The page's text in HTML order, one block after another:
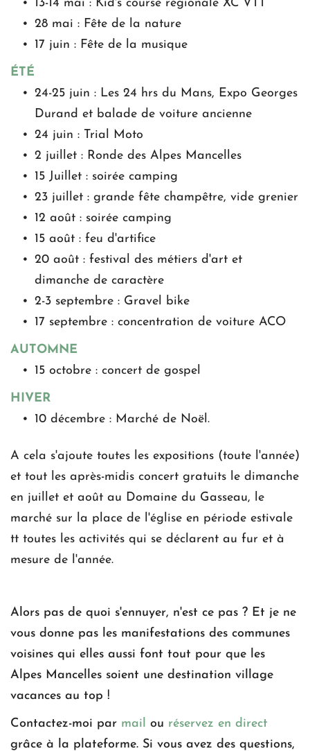
13-14 mai : Kid's course régionale XC VTT
28 mai : Fête de la nature
17 juin : Fête de la musique
ÉTÉ
24-25 juin : Les 24 hrs du Mans, Expo Georges
Durand et balade de voiture ancienne
24 juin : Trial Moto
2 juillet : Ronde des Alpes Mancelles
15 Juillet : soirée camping
23 juillet : grande fête champêtre, vide grenier
12 août : soirée camping
15 août : feu d'artifice
20 août : festival des métiers d'art et
dimanche de caractère
2-3 septembre : Gravel bike
17 septembre : concentration de voiture ACO
AUTOMNE
15 octobre : concert de gospel
HIVER
10 décembre : Marché de Noël.
A cela s'ajoute toutes les expositions (toute l'année)
et tout les après-midis concert gratuits le dimanche
en juillet et août au Domaine du Gasseau, le
marché sur la place de l'église en période estivale
tt toutes les activités qui se déclarent au fur et à
mesure de l'année.
Alors pas de quoi s'ennuyer, n'est ce pas ? Et je ne
vous donne pas les manifestations des communes
voisines qui elles aussi font tout pour que les
Alpes Mancelles soient une destination village
vacances au top !
Contactez-moi par mail ou réservez en direct